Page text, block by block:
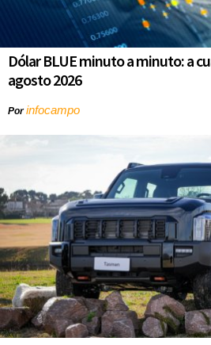
Dólar BLUE minuto a minuto: a
agosto 2026
Porinfocampo